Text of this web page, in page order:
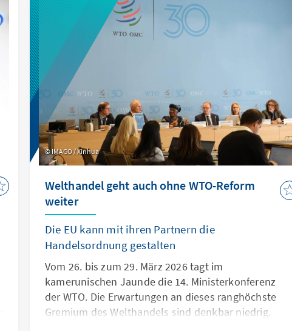
IMAGO / Xinhua
Welthandel geht auch ohne WTO-Reform
weiter
Die EU kann mit ihren Partnern die
Handelsordnung gestalten
Vom 26. bis zum 29. März 2026 tagt im
kamerunischen Jaunde die 14. Ministerkonferenz
der WTO. Die Erwartungen an dieses ranghöchste
Gremium des Welthandels sind denkbar niedrig.